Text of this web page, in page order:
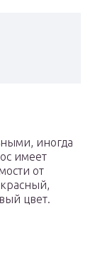
иногда
имеет
от
цвет.